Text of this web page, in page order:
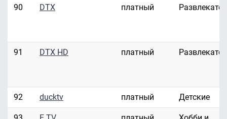
90 DTX платный
91 DTX HD платный
92 ducktv платный Детские